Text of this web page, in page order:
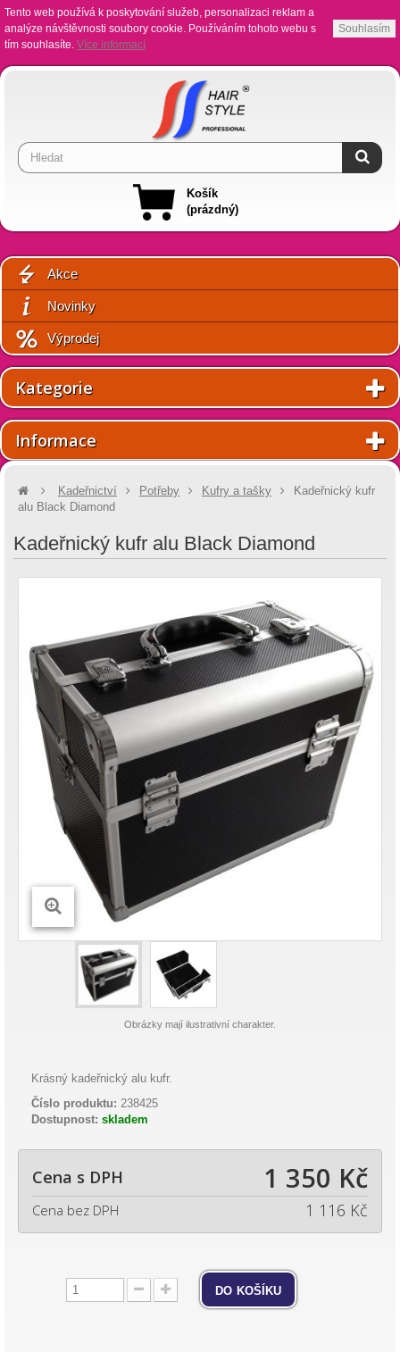
Tento web používá k poskytování služeb, personalizaci reklam a
analýze návštěvnosti soubory cookie. Používáním tohoto webu s
tím souhlasíte. Více informací
Souhlasím
Košík
(prázdný)
Akce
Novinky
Výprodej
Kategorie
Informace
Kadeřnictví Potřeby Kufry a tašky
Kadeřnický kufr
alu Black Diamond
Kadeřnický kufr alu Black Diamond
Obrázky mají ilustrativní charakter.
Krásný kadeřnický alu kufr.
Číslo produktu: 238425
Dostupnost: skladem
Cena s DPH 1 350 Kč
Cena bez DPH 1 116 Kč
do košíku